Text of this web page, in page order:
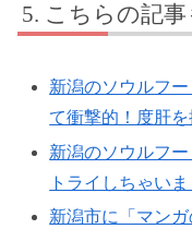
こちらの記事
新潟のソウルフ
て衝撃的！度肝
新潟のソウルフ
トライしちゃいま
新潟市に「マン